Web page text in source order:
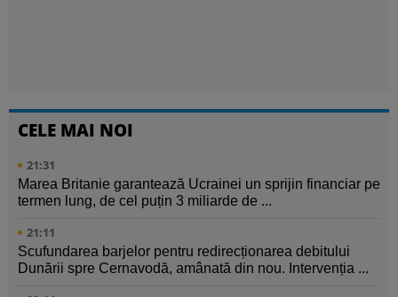
CELE MAI NOI
21:31
Marea Britanie garantează Ucrainei un sprijin financiar pe
termen lung, de cel puțin 3 miliarde de ...
21:11
Scufundarea barjelor pentru redirecționarea debitului
Dunării spre Cernavodă, amânată din nou. Intervenția ...